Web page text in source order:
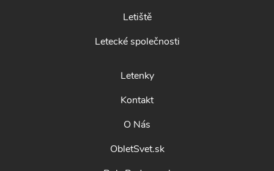
Letiště
Letecké společnosti
Letenky
Kontakt
O Nás
ObletSvet.sk